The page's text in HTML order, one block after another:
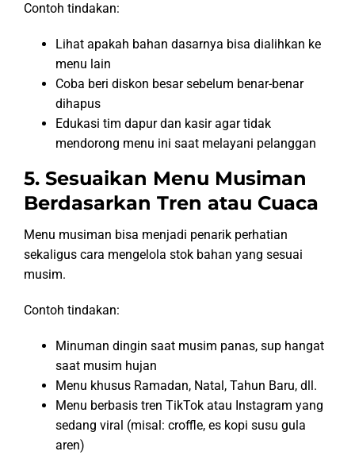
Contoh tindakan:
Lihat apakah bahan dasarnya bisa dialihkan ke
menu lain
Coba beri diskon besar sebelum benar-benar
dihapus
Edukasi tim dapur dan kasir agar tidak
mendorong menu ini saat melayani pelanggan
5. Sesuaikan Menu Musiman
Berdasarkan Tren atau Cuaca
Menu musiman bisa menjadi penarik perhatian
sekaligus cara mengelola stok bahan yang sesuai
musim.
Contoh tindakan:
Minuman dingin saat musim panas, sup hangat
saat musim hujan
Menu khusus Ramadan, Natal, Tahun Baru, dll.
Menu berbasis tren TikTok atau Instagram yang
sedang viral (misal: croffle, es kopi susu gula
aren)